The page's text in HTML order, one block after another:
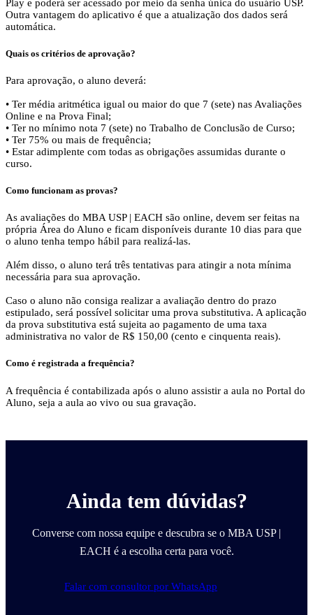
Play e poderá ser acessado por meio da senha única do usuário USP.
Outra vantagem do aplicativo é que a atualização dos dados será
automática.
Quais os critérios de aprovação?
Para aprovação, o aluno deverá:
• Ter média aritmética igual ou maior do que 7 (sete) nas Avaliações
Online e na Prova Final;
• Ter no mínimo nota 7 (sete) no Trabalho de Conclusão de Curso;
• Ter 75% ou mais de frequência;
• Estar adimplente com todas as obrigações assumidas durante o
curso.
Como funcionam as provas?
As avaliações do MBA USP | EACH são online, devem ser feitas na
própria Área do Aluno e ficam disponíveis durante 10 dias para que
o aluno tenha tempo hábil para realizá-las.
Além disso, o aluno terá três tentativas para atingir a nota mínima
necessária para sua aprovação.
Caso o aluno não consiga realizar a avaliação dentro do prazo
estipulado, será possível solicitar uma prova substitutiva. A aplicação
da prova substitutiva está sujeita ao pagamento de uma taxa
administrativa no valor de R$ 150,00 (cento e cinquenta reais).
Como é registrada a frequência?
A frequência é contabilizada após o aluno assistir a aula no Portal do
Aluno, seja a aula ao vivo ou sua gravação.
Ainda tem dúvidas?
Converse com nossa equipe e descubra se o MBA USP |
EACH é a escolha certa para você.
Falar com consultor por WhatsApp